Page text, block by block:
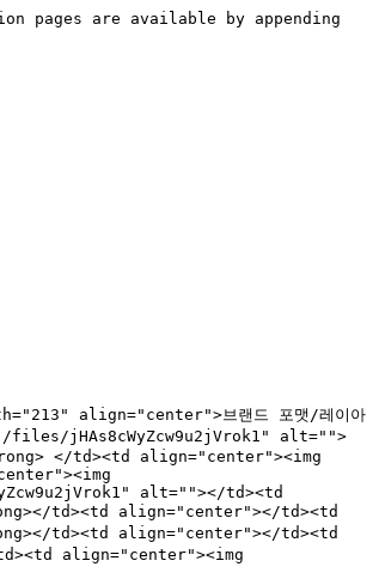
pages are available by appending
align="center">브랜드 포맷/레이아
files/jHAs8cWyZcw9u2jVrok1" alt="">
</td><td align="center"><img
alt=""></td><td
td><td align="center"></td><td
td><td align="center"></td><td
align="center"><img